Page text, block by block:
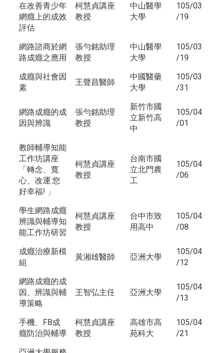
在改善青少年
網癮上的成效
評估
柯慧貞講座
教授
中山醫學
大學
105/03
/19
網路諮商於網
路成癮之應用
張勻銘助理
教授
中山醫學
大學
105/03
/19
成癮與社會因
素
王聲昌醫師
中國醫藥
大學
105/03
/31
網路成癮的成
因與辨識
張勻銘助理
教授
新竹市國
立新竹高
中
105/04
/01
教師輔導知能
工作坊講座
「轉念、寬
心、改運:您
好幸福! 」
柯慧貞講座
教授
台南市國
立北門農
工
105/04
/06
學生網路成癮
辨識與輔導知
能工作坊研習
柯慧貞講座
教授
台中市致
用高中
105/04
/08
成癮治療新模
組
黃湘雄醫師 亞洲大學
105/04
/12
網路成癮的成
因、辨識與輔
導策略
王智弘主任 亞洲大學
105/04
/13
手機、FB成
癮防治與輔導
柯慧貞講座
教授
高雄市高
苑科大
105/04
/21